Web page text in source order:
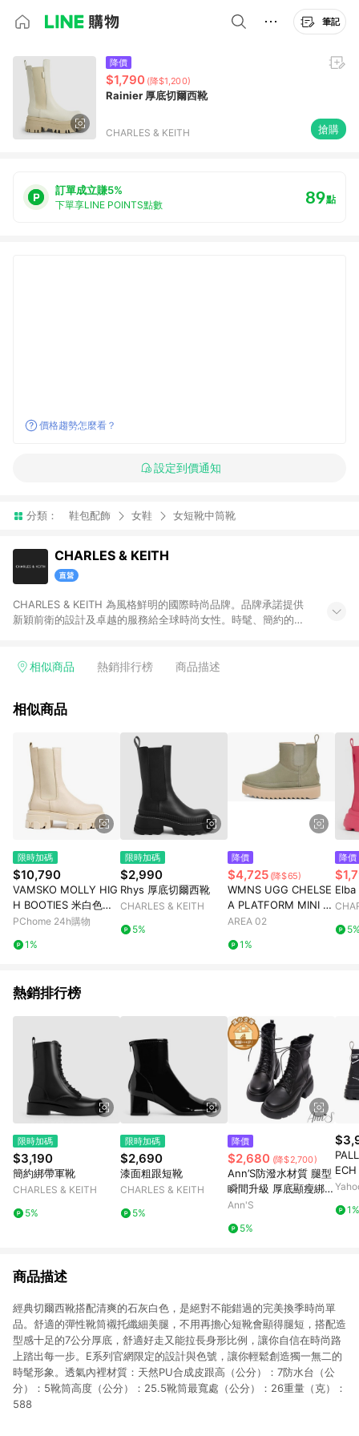
筆記
降價
$1,790 (降$1,200)
Rainier 厚底切爾西靴
CHARLES & KEITH 搶購
訂單成立賺5%
下單享LINE POINTS點數 89點
價格趨勢怎麼看？
設定到價通知
分類： 鞋包配飾 女鞋 女短靴中筒靴
CHARLES & KEITH
CHARLES & KEITH 為風格鮮明的國際時尚品牌。品牌承諾提供
新穎前衛的設計及卓越的服務給全球時尚女性。時髦、簡約的設
時內結帳才享有回饋，點數將於廠商出貨後 30天前後發送。若於
相似商品 熱銷排行榜 商品描述
相似商品
限時加碼
$10,790
VAMSKO MOLLY HIG
H BOOTIES 米白色女
款鞋子
PChome 24h購物
1%
限時加碼
$2,990
Rhys 厚底切爾西靴
CHARLES & KEITH
5%
降價
$4,725 (降$65)
WMNS UGG CHELSE
A PLATFORM MINI S
HADED CLOVER
AREA 02
1%
降價
Elba
熱銷排行榜
限時加碼
$3,190
簡約綁帶軍靴
CHARLES & KEITH
5%
限時加碼
$2,690
漆面粗跟短靴
CHARLES & KEITH
5%
降價
$2,680 (降$2,700)
Ann’S防潑水材質 腿型
瞬間升級 厚底顯瘦綁帶
短靴7.5cm-黑
Ann'S
5%
其林
1%
商品描述
經典切爾西靴搭配清爽的石灰白色，是絕對不能錯過的完美換季時尚單
品。舒適的彈性靴筒襯托纖細美腿，不用再擔心短靴會顯得腿短，搭配造
型感十足的7公分厚底，舒適好走又能拉長身形比例，讓你自信在時尚路
上踏出每一步。E系列官網限定的設計與色號，讓你輕鬆創造獨一無二的
時髦形象。透氣內裡材質：天然PU合成皮跟高（公分）：7防水台（公
分）：5靴筒高度（公分）：25.5靴筒最寬處（公分）：26重量（克）：
588